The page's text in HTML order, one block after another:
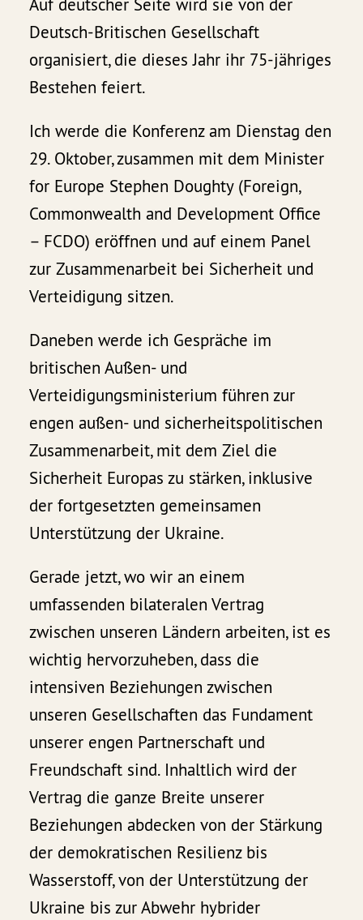
Auf deutscher Seite wird sie von der
Deutsch-Britischen Gesellschaft
organisiert, die dieses Jahr ihr 75-jähriges
Bestehen feiert.
Ich werde die Konferenz am Dienstag den
29. Oktober, zusammen mit dem Minister
for Europe Stephen Doughty (Foreign,
Commonwealth and Development Office
– FCDO) eröffnen und auf einem Panel
zur Zusammenarbeit bei Sicherheit und
Verteidigung sitzen.
Daneben werde ich Gespräche im
britischen Außen- und
Verteidigungsministerium führen zur
engen außen- und sicherheitspolitischen
Zusammenarbeit, mit dem Ziel die
Sicherheit Europas zu stärken, inklusive
der fortgesetzten gemeinsamen
Unterstützung der Ukraine.
Gerade jetzt, wo wir an einem
umfassenden bilateralen Vertrag
zwischen unseren Ländern arbeiten, ist es
wichtig hervorzuheben, dass die
intensiven Beziehungen zwischen
unseren Gesellschaften das Fundament
unserer engen Partnerschaft und
Freundschaft sind. Inhaltlich wird der
Vertrag die ganze Breite unserer
Beziehungen abdecken von der Stärkung
der demokratischen Resilienz bis
Wasserstoff, von der Unterstützung der
Ukraine bis zur Abwehr hybrider